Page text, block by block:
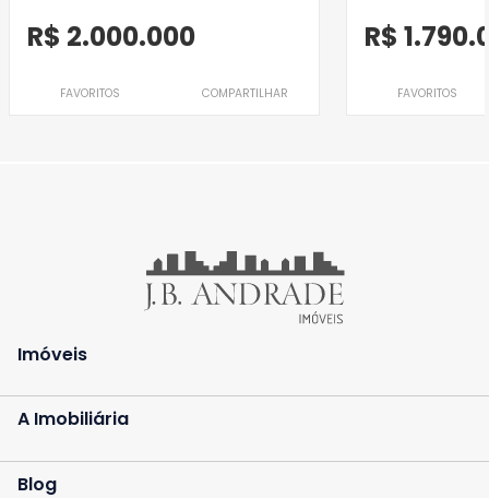
R$ 2.000.000
FAVORITOS COMPARTILHAR
R$
FAVORITOS
Imóveis
A Imobiliária
Blog